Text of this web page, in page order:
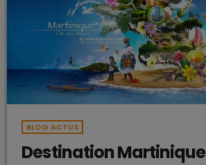
BLOG ACTUS
Destination Martinique